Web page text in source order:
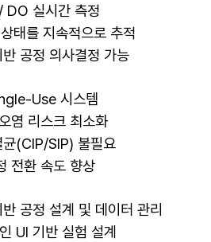
DO 실시간 측정
태를 지속적으로 추적
공정 의사결정 가능
Use 시스템
염 리스크 최소화
균(CIP/SIP) 불필요
전환 속도 향상
공정 설계 및 데이터 관리
UI 기반 실험 설계